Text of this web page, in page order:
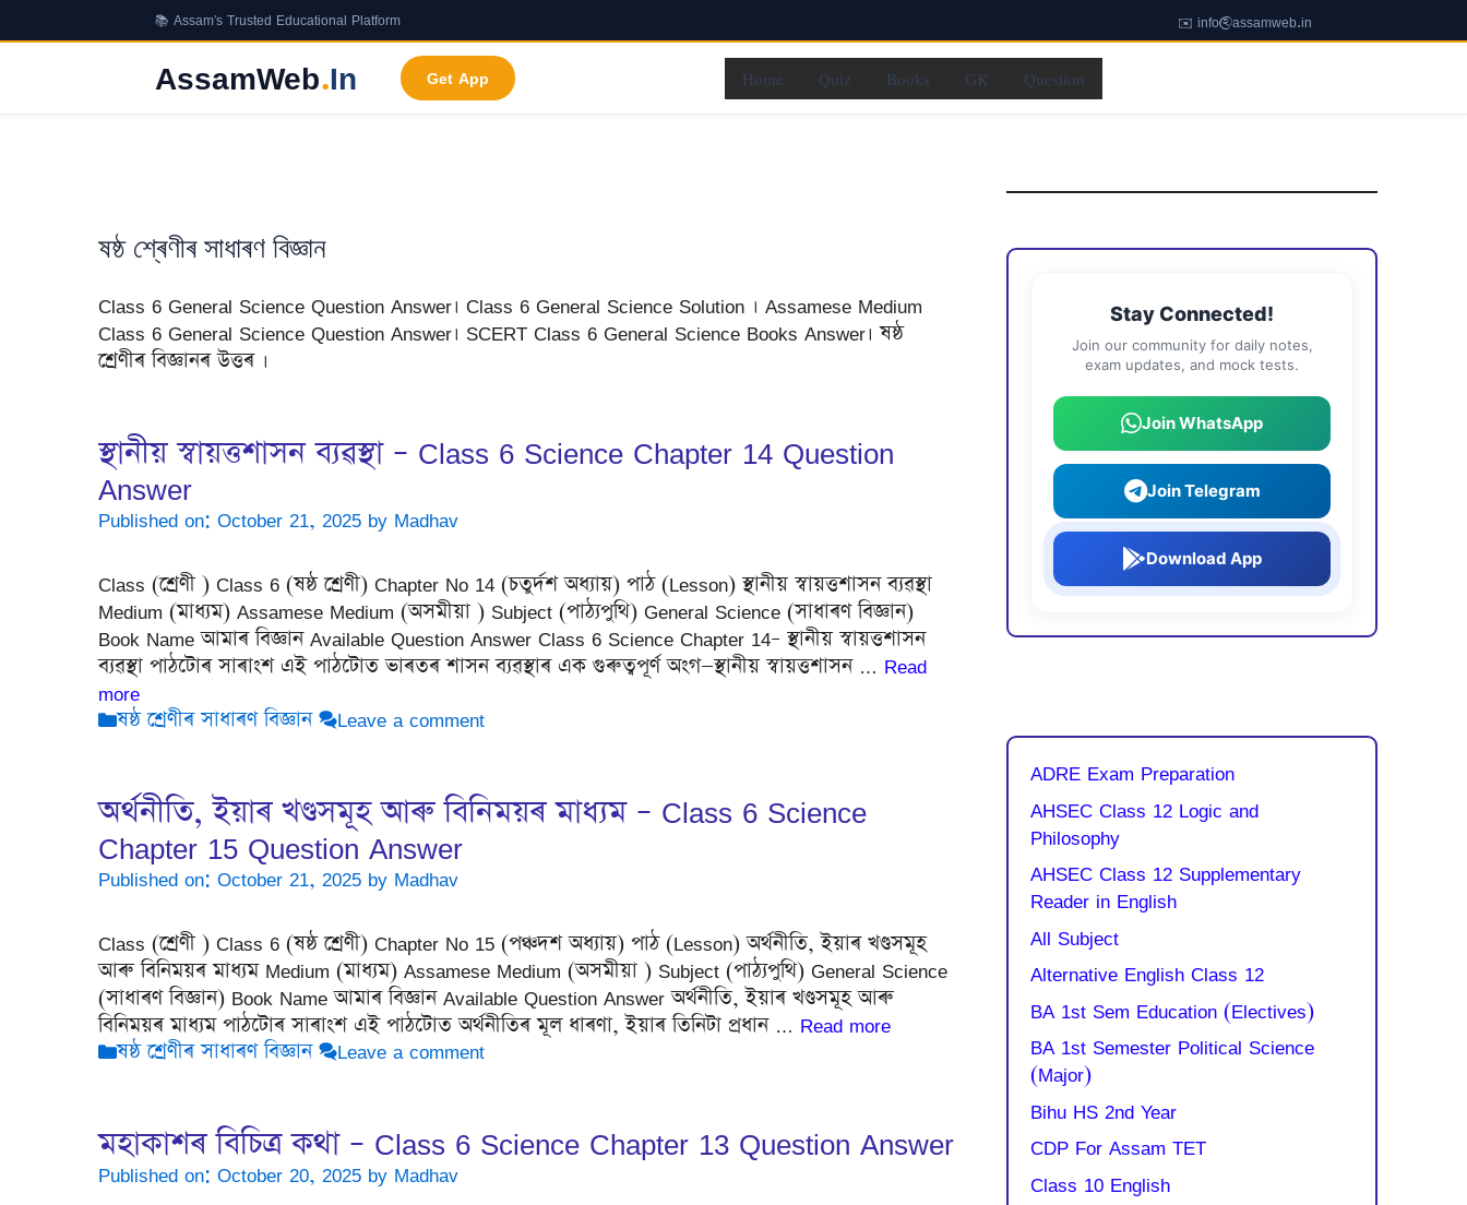
to
📚 Assam's Trusted Educational Platform ✉️ info@assamweb.in
AssamWeb.In Get App Home Quiz Books GK Question
ষষ্ঠ শ্ৰেণীৰ সাধাৰণ বিজ্ঞান
Class 6 General Science Question Answer। Class 6 General Science Solution । Assamese Medium
Class 6 General Science Question Answer। SCERT Class 6 General Science Books Answer। ষষ্ঠ
শ্ৰেণীৰ বিজ্ঞানৰ উত্তৰ ।
স্থানীয় স্বায়ত্তশাসন ব্যৱস্থা – Class 6 Science Chapter 14 Question
Answer
Published on: October 21, 2025 by Madhav
Class (শ্ৰেণী ) Class 6 (ষষ্ঠ শ্ৰেণী) Chapter No 14 (চতুৰ্দশ অধ্যায়) পাঠ (Lesson) স্থানীয় স্বায়ত্তশাসন ব্যৱস্থা
Medium (মাধ্যম) Assamese Medium (অসমীয়া ) Subject (পাঠ্যপুথি) General Science (সাধাৰণ বিজ্ঞান)
Book Name আমাৰ বিজ্ঞান Available Question Answer Class 6 Science Chapter 14– স্থানীয় স্বায়ত্তশাসন
ব্যৱস্থা পাঠটোৰ সাৰাংশ এই পাঠটোত ভাৰতৰ শাসন ব্যৱস্থাৰ এক গুৰুত্বপূৰ্ণ অংগ—স্থানীয় স্বায়ত্তশাসন … Read
more
Categories
ষষ্ঠ শ্ৰেণীৰ সাধাৰণ বিজ্ঞান Leave a comment
অৰ্থনীতি, ইয়াৰ খণ্ডসমূহ আৰু বিনিময়ৰ মাধ্যম – Class 6 Science
Chapter 15 Question Answer
Published on: October 21, 2025 by Madhav
Class (শ্ৰেণী ) Class 6 (ষষ্ঠ শ্ৰেণী) Chapter No 15 (পঞ্চদশ অধ্যায়) পাঠ (Lesson) অৰ্থনীতি, ইয়াৰ খণ্ডসমূহ
আৰু বিনিময়ৰ মাধ্যম Medium (মাধ্যম) Assamese Medium (অসমীয়া ) Subject (পাঠ্যপুথি) General Science
(সাধাৰণ বিজ্ঞান) Book Name আমাৰ বিজ্ঞান Available Question Answer অৰ্থনীতি, ইয়াৰ খণ্ডসমূহ আৰু
বিনিময়ৰ মাধ্যম পাঠটোৰ সাৰাংশ এই পাঠটোত অৰ্থনীতিৰ মূল ধাৰণা, ইয়াৰ তিনিটা প্ৰধান … Read more
Categories
ষষ্ঠ শ্ৰেণীৰ সাধাৰণ বিজ্ঞান Leave a comment
মহাকাশৰ বিচিত্ৰ কথা – Class 6 Science Chapter 13 Question Answer
Published on: October 20, 2025 by Madhav
Stay Connected!
Join our community for daily notes,
exam updates, and mock tests.
Join WhatsApp
Join Telegram
Download App
ADRE Exam Preparation
AHSEC Class 12 Logic and
Philosophy
AHSEC Class 12 Supplementary
Reader in English
All Subject
Alternative English Class 12
BA 1st Sem Education (Electives)
BA 1st Semester Political Science
(Major)
Bihu HS 2nd Year
CDP For Assam TET
Class 10 English